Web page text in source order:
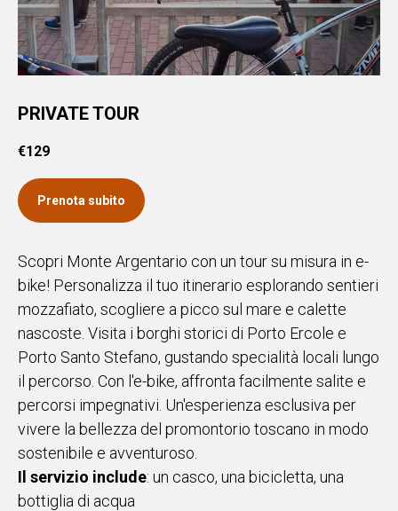
PRIVATE TOUR
€129
Prenota subito
Scopri Monte Argentario con un tour su misura in e-
bike! Personalizza il tuo itinerario esplorando sentieri
mozzafiato, scogliere a picco sul mare e calette
nascoste. Visita i borghi storici di Porto Ercole e
Porto Santo Stefano, gustando specialità locali lungo
il percorso. Con l'e-bike, affronta facilmente salite e
percorsi impegnativi. Un'esperienza esclusiva per
vivere la bellezza del promontorio toscano in modo
sostenibile e avventuroso.
Il servizio include: un casco, una bicicletta, una
bottiglia di acqua